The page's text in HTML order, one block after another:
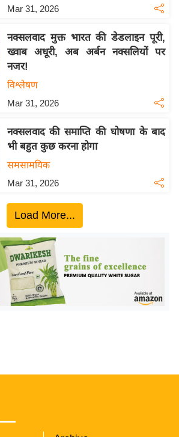
Mar 31, 2026
नक्सलवाद मुक्त भारत की डेडलाइन पूरी,
ख्वाब अधूरी, अब अर्बन नक्सलियों पर
नजर!
विश्लेषण
Mar 31, 2026
नक्सलवाद की समाप्ति की घोषणा के बाद
भी बहुत कुछ करना होगा
समसामयिक
Mar 31, 2026
Load More...